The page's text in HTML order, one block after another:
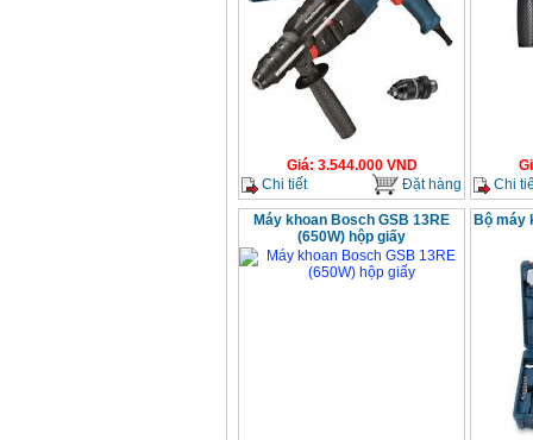
Giá: 3.544.000VND
Chi tiết
Đặt hàng
Chi
Máy khoan Bosch GSB 13RE
(650W) hộp giấy
Bộ máy